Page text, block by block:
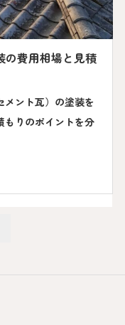
の費用相場と見積
ント瓦）の塗装を
もりのポイントを分